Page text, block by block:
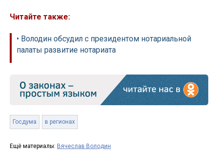
Читайте также:
• Володин обсудил с президентом нотариальной
палаты развитие нотариата
Госдума в регионах
Ещё материалы: Вячеслав Володин